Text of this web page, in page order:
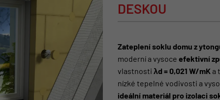
DESKOU
Zateplení soklu domu z
moderní a vysoce efektivní
vlastnosti λd = 0,021 W/mK a
nízké tepelné vodivosti a
ideální materiál pro izolaci